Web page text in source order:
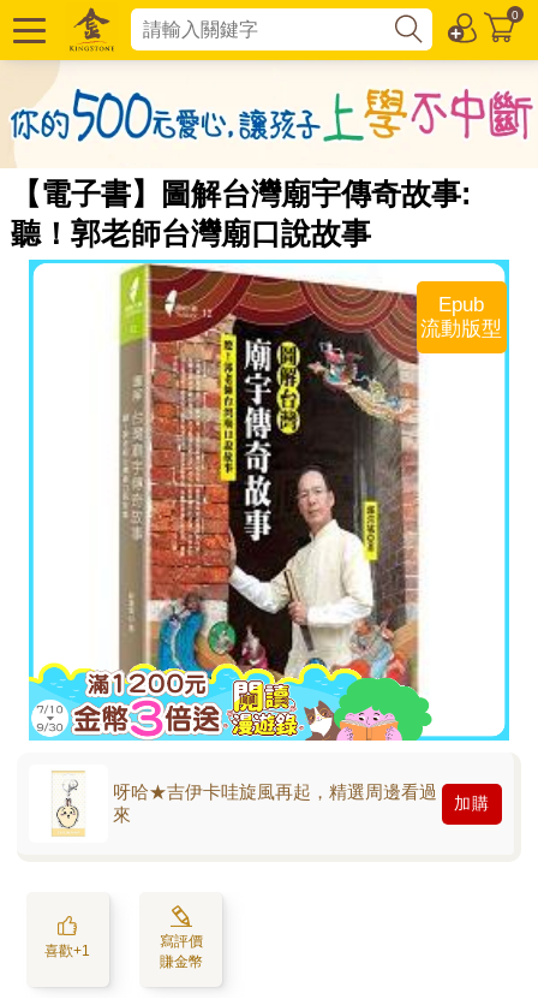
0
【電子書】圖解台灣廟宇傳奇故事:
聽！郭老師台灣廟口說故事
Epub
流動版型
呀哈★吉伊卡哇旋風再起，精選周邊看過
來
加購
喜歡+1
寫評價
賺金幣